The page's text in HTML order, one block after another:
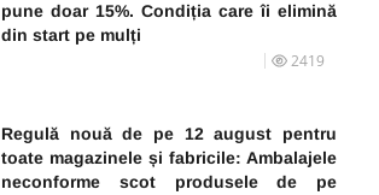
pune doar 15%. Condiția care îi elimină
din start pe mulți
2419
Regulă nouă de pe 12 august pentru
toate magazinele și fabricile: Ambalajele
neconforme scot produsele de pe